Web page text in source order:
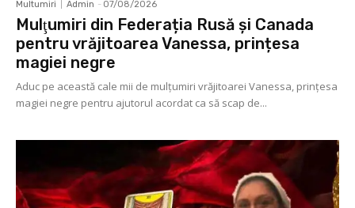
Multumiri Admin - 07/08/2026
Mulţumiri din Federația Rusă și Canada
pentru vrăjitoarea Vanessa, prințesa
magiei negre
Aduc pe această cale mii de mulţumiri vrăjitoarei Vanessa, prințesa
magiei negre pentru ajutorul acordat ca să scap de...